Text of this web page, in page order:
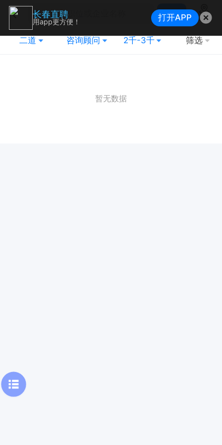
搜索
地图
二道 咨询顾问 2千-3千 筛选
暂无数据
长春直聘
用app更方便！ 打开APP